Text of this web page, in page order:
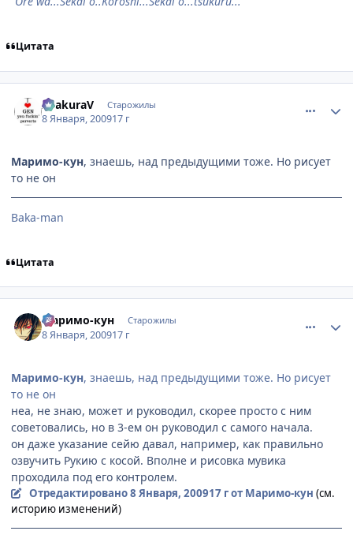
Цитата
AsakuraV Старожилы
8 Января, 200917 г
Маримо-кун, знаешь, над предыдущими тоже. Но рисует
то не он
Baka-man
Цитата
Маримо-кун Старожилы
8 Января, 200917 г
Маримо-кун, знаешь, над предыдущими тоже. Но рисует
то не он
неа, не знаю, может и руководил, скорее просто с ним
советовались, но в 3-ем он руководил с самого начала.
он даже указание сейю давал, например, как правильно
озвучить Рукию с косой. Вполне и рисовка мувика
проходила под его контролем.
Отредактировано8 Января, 200917 гот Маримо-кун (см.
историю изменений)